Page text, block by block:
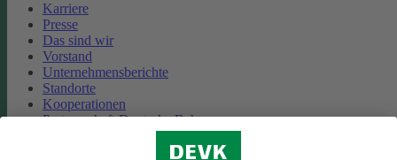
Karriere
Presse
Das sind wir
Vorstand
Unternehmensberichte
Standorte
Kooperationen
Partnerschaft Deutsche Bahn